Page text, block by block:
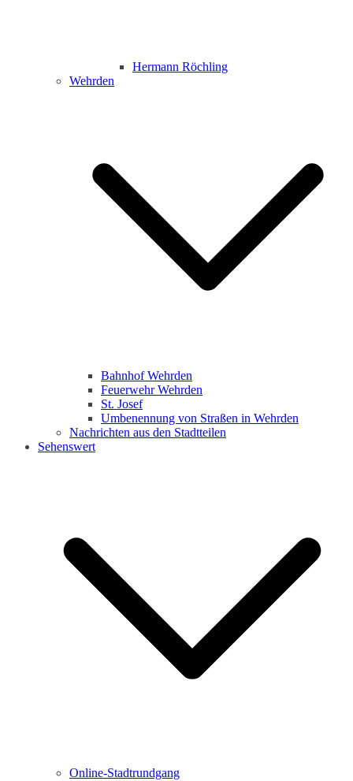
Hermann Röchling
Wehrden
Bahnhof Wehrden
Feuerwehr Wehrden
St. Josef
Umbenennung von Straßen in Wehrden
Nachrichten aus den Stadtteilen
Sehenswert
Online-Stadtrundgang